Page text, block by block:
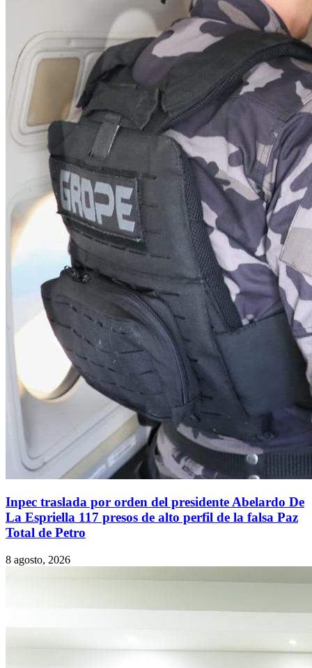
Inpec traslada por orden del presidente Abelardo De
La Espriella 117 presos de alto perfil de la falsa Paz
Total de Petro
8 agosto, 2026